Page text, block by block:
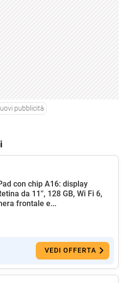
pubblicità
con chip A16: display
da 11'', 128 GB, Wi Fi 6,
frontale e...
VEDI OFFERTA